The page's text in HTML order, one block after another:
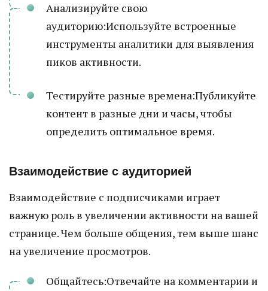
Анализируйте свою
аудиторию:Используйте встроенные
инструменты аналитики для выявления
пиков активности.
Тестируйте разные времена:Публикуйте
контент в разные дни и часы, чтобы
определить оптимальное время.
Взаимодействие с аудиторией
Взаимодействие с подписчиками играет
важную роль в увеличении активности на вашей
странице. Чем больше общения, тем выше шанс
на увеличение просмотров.
Общайтесь:Отвечайте на комментарии и